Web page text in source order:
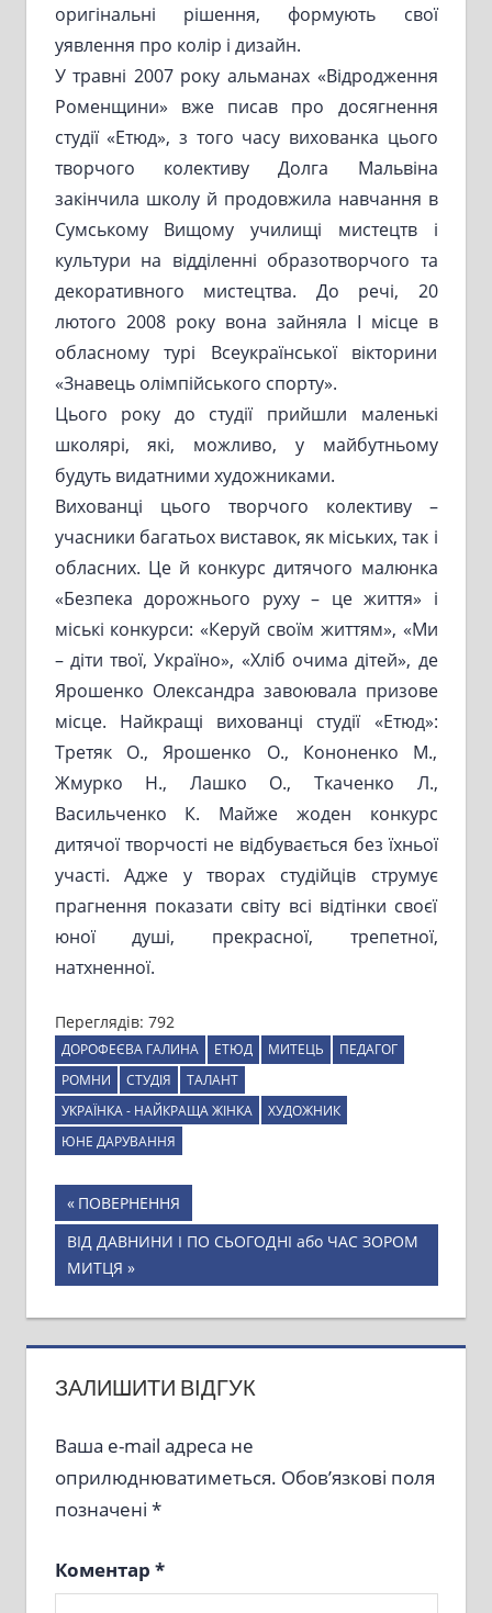
оригінальні рішення, формують свої
уявлення про колір і дизайн.
У травні 2007 року альманах «Відродження
Роменщини» вже писав про досягнення
студії «Етюд», з того часу вихованка цього
творчого колективу Долга Мальвіна
закінчила школу й продовжила навчання в
Сумському Вищому училищі мистецтв і
культури на відділенні образотворчого та
декоративного мистецтва. До речі, 20
лютого 2008 року вона зайняла I місце в
обласному турі Всеукраїнської вікторини
«Знавець олімпійського спорту».
Цього року до студії прийшли маленькі
школярі, які, можливо, у майбутньому
будуть видатними художниками.
Вихованці цього творчого колективу –
учасники багатьох виставок, як міських, так і
обласних. Це й конкурс дитячого малюнка
«Безпека дорожнього руху – це життя» і
міські конкурси: «Керуй своїм життям», «Ми
– діти твої, Україно», «Хліб очима дітей», де
Ярошенко Олександра завоювала призове
місце. Найкращі вихованці студії «Етюд»:
Третяк О., Ярошенко О., Кононенко М.,
Жмурко Н., Лашко О., Ткаченко Л.,
Васильченко К. Майже жоден конкурс
дитячої творчості не відбувається без їхньої
участі. Адже у творах студійців струмує
прагнення показати світу всі відтінки своєї
юної душі, прекрасної, трепетної,
натхненної.
Переглядів: 792
ДОРОФЕЄВА ГАЛИНА ЕТЮД МИТЕЦЬ
ПЕДАГОГ
РОМНИ
СТУДІЯ
ТАЛАНТ
УКРАЇНКА - НАЙКРАЩА ЖІНКА
ХУДОЖНИК
ЮНЕ ДАРУВАННЯ
Навігація
записів
Previous
Post:
ПОВЕРНЕННЯ
Next
Post:
ВІД ДАВНИНИ І ПО СЬОГОДНІ або ЧАС ЗОРОМ
МИТЦЯ
ЗАЛИШИТИ ВІДГУК
Ваша e-mail адреса не
оприлюднюватиметься. Обов’язкові поля
позначені *
Коментар *